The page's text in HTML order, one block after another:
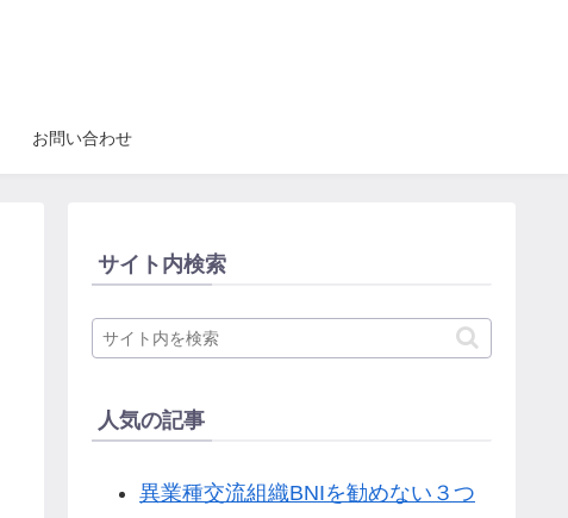
お問い合わせ
サイト内検索
人気の記事
異業種交流組織BNIを勧めない３つ